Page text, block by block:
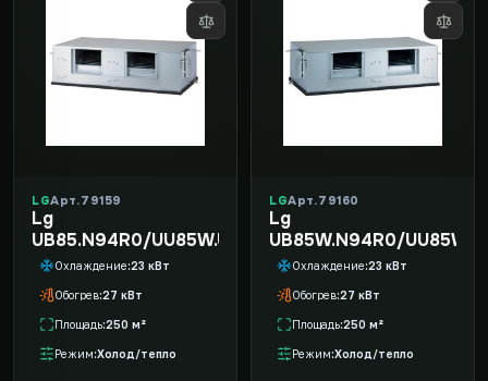
LGАрт. 79159
Lg
UB85.N94R0/UU85W.U74R0
Охлаждение 23 кВт
Обогрев 27 кВт
Площадь 250 м²
Режим Холод/тепло
LGАрт. 79160
Lg
UB85W.N94R0/
Охлаждение 23 кВт
Обогрев 27 кВт
Площадь 250 м²
Режим Холод/тепло